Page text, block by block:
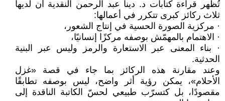
تُظهر قراءة كتابات د. دينا عبد الرحمن النقدية أن لديها
ثلاث ركائز كبرى تتكرر في أعمالها:
· مركزية الصورة الحسية في إنتاج الشعور،
· الاهتمام بالمهمّش بوصفه مركزًا إنسانيًا،
· بناء المعنى عبر الاستعارة والرمز وليس عبر البنية
الحدثية.
وعند مقارنة هذه الركائز بما جاء في قصة «غزل
الأحلام»، يمكن رؤية أثر واضح، ليس بوصفه تطابقًا
مقصودًا، بل كتسرّب طبيعي لحسّ الكاتبة الناقدة إلى